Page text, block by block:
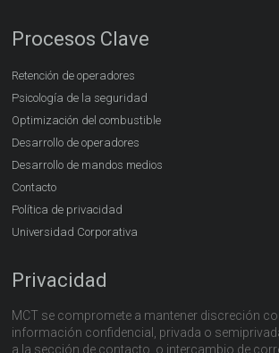
Procesos Clave
Retención de operadores
Psicología de la seguridad
Optimización del combustible
Desarrollo de operadores
Desarrollo de mandos medios
Contacto
Política de privacidad
Universidad Corporativa
Privacidad
MCT se compromete a mantener discreción
información confidencial, privada o
a la sección de contacto, o intercambio de